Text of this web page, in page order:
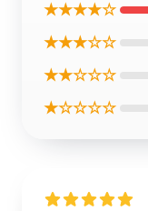
★★★★☆
★★★☆☆
★★☆☆☆
★☆☆☆☆